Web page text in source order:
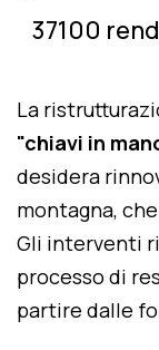
37100
La
"chiavi in
desidera
montagna,
Gli interventi
processo di
partire dalle